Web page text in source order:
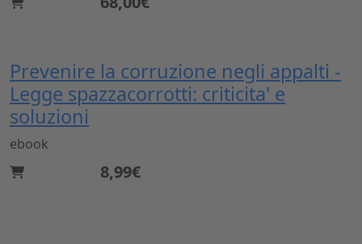
Prevenire la corruzione negli appalti -
Legge spazzacorrotti: criticita' e
soluzioni
ebook
8,99€